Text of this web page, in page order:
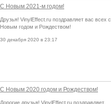
С Новым 2021-м годом!
Друзья! VinylEffect.ru поздравляет вас всех с
Новым годом и Рождеством!
30 декабря 2020 в 23:17
С Новым 2020 годом и Рождеством!
Дорогие друзья! VinylEffect.ru поздравляет